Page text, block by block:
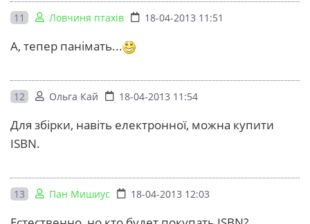
11 Ловчиня птахів 18-04-2013 11:51
А, тепер панімать...
12 Ольга Кай 18-04-2013 11:54
Для збірки, навіть електронної, можна купити
ISBN.
13 Пан Мишиус 18-04-2013 12:03